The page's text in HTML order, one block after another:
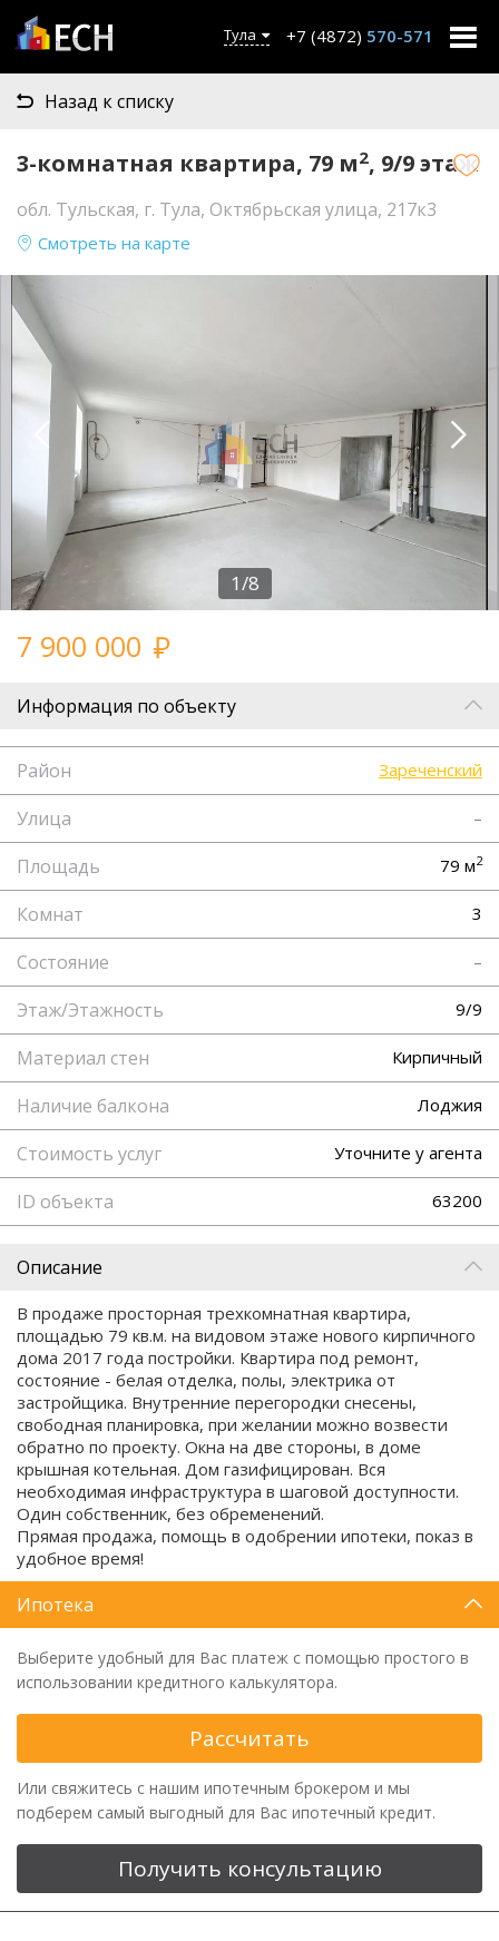
Тула +7 (4872) 570-571
Назад к списку
3-комнатная квартира, 79 м2, 9/9 этаж
обл. Тульская, г. Тула, Октябрьская улица, 217к3
Смотреть на карте
1/8
7 900 000
Информация по объекту
Район Зареченский
Улица –
Площадь 79 м2
Комнат 3
Состояние –
Этаж/Этажность 9/9
Материал стен Кирпичный
Наличие балкона Лоджия
Стоимость услуг Уточните у агента
ID объекта 63200
Описание
В продаже просторная трехкомнатная квартира,
площадью 79 кв.м. на видовом этаже нового кирпичного
дома 2017 года постройки. Квартира под ремонт,
состояние - белая отделка, полы, электрика от
застройщика. Внутренние перегородки снесены,
свободная планировка, при желании можно возвести
обратно по проекту. Окна на две стороны, в доме
крышная котельная. Дом газифицирован. Вся
необходимая инфраструктура в шаговой доступности.
Один собственник, без обременений.
Прямая продажа, помощь в одобрении ипотеки, показ в
удобное время!
Ипотека
Выберите удобный для Вас платеж с помощью простого в
использовании кредитного калькулятора.
Рассчитать
Или свяжитесь с нашим ипотечным брокером и мы
подберем самый выгодный для Вас ипотечный кредит.
Получить консультацию